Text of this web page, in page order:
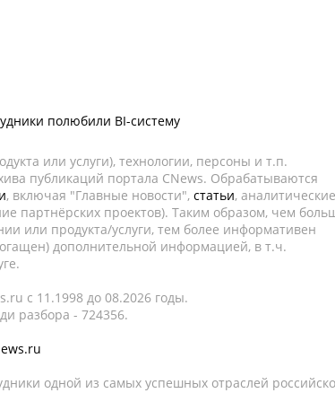
полюбили BI-систему
или услуги), технологии, персоны и т.п.
публикаций портала CNews. Обрабатываются
, включая "Главные новости", статьи, аналитические
партнёрских проектов). Таким образом, чем
или продукта/услуги, тем более информативен
дополнительной информацией, в т.ч.
c 11.1998 до 08.2026 годы.
разбора - 724356.
одной из самых успешных отраслей